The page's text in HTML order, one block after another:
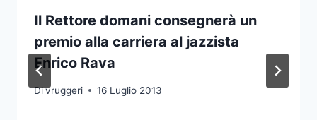
Il Rettore domani consegnerà un
premio alla carriera al jazzista
Enrico Rava
Divruggeri 16 Luglio 2013